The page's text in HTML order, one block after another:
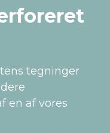
tegninger
en af vores